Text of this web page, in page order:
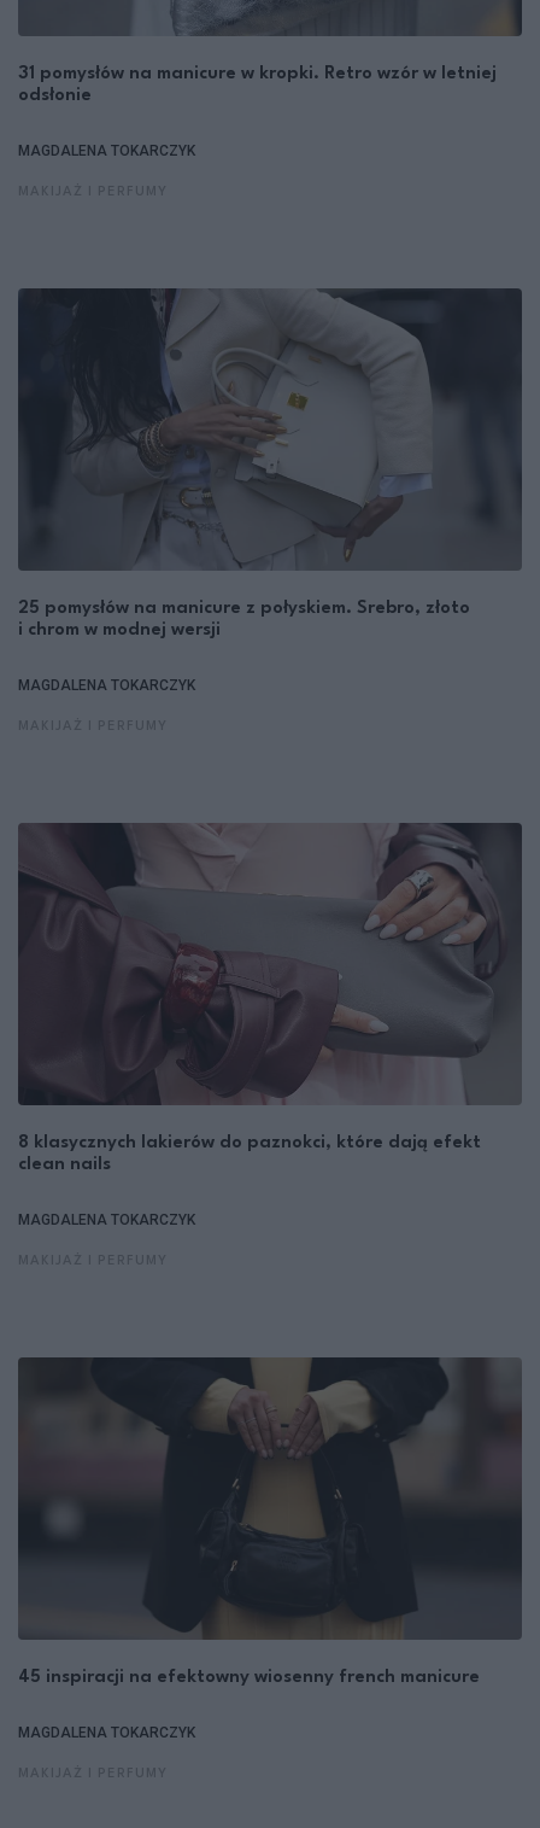
31 pomysłów na manicure w kropki. Retro wzór w letniej
odsłonie
MAGDALENA TOKARCZYK
25 pomysłów na manicure z połyskiem. Srebro, złoto
i chrom w modnej wersji
MAGDALENA TOKARCZYK
8 klasycznych lakierów do paznokci, które dają efekt
clean nails
MAGDALENA TOKARCZYK
45 inspiracji na efektowny wiosenny french manicure
MAGDALENA TOKARCZYK